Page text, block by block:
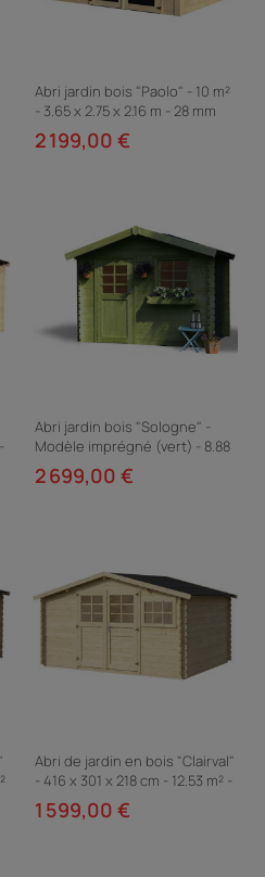
Abri jardin bois "Paolo" - 10 m²
- 3.65 x 2.75 x 2.16 m - 28 mm
2 199,00 €
Abri jardin bois "Sologne" -
Modèle imprégné (vert) - 8.88
m² - 2.98 x 2.98 x 2.39 m - 28
mm
2 699,00 €
Abri de jardin en bois "Clairval"
- 416 x 301 x 218 cm - 12.53 m² -
28 mm
1 599,00 €